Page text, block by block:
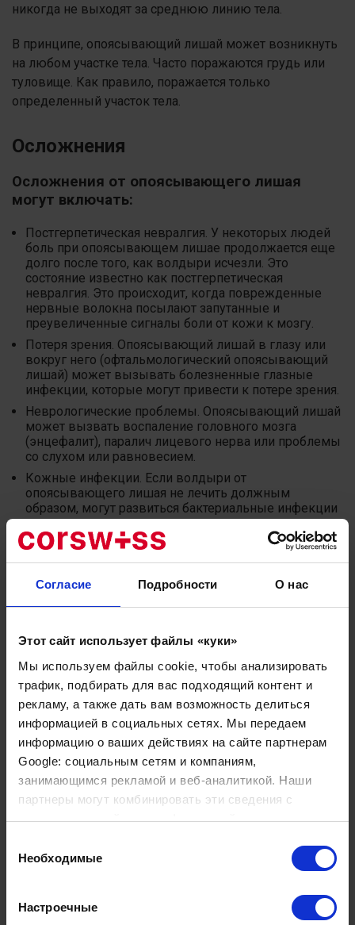
Согласие Подробности О нас
Этот сайт использует файлы «куки»
Мы используем файлы cookie, чтобы анализировать
трафик, подбирать для вас подходящий контент и
рекламу, а также дать вам возможность делиться
информацией в социальных сетях. Мы передаем
информацию о ваших действиях на сайте партнерам
Google: социальным сетям и компаниям,
занимающимся рекламой и веб-аналитикой. Наши
партнеры могут комбинировать эти сведения с
предоставленной вами информацией, а также
вами их сервисов.
согласия
Необходимые
Настроечные
никогда не выходят за среднюю линию тела.
В принципе, опоясывающий лишай может возникнуть
на любом участке тела. Часто поражаются грудь или
туловище. Как правило, поражается только
определенный участок тела.
Осложнения
Осложнения от опоясывающего лишая
могут включать:
Постгерпетическая невралгия. У некоторых людей
боль при опоясывающем лишае продолжается еще
долго после того, как волдыри исчезли. Это
состояние известно как постгерпетическая
невралгия. Это происходит, когда поврежденные
нервные волокна посылают запутанные и
преувеличенные сигналы боли от кожи к мозгу.
Потеря зрения. Опоясывающий лишай в глазу или
вокруг него (офтальмологический опоясывающий
лишай) может вызывать болезненные глазные
инфекции, которые могут привести к потере зрения.
Неврологические проблемы. Опоясывающий лишай
может вызвать воспаление головного мозга
(энцефалит), паралич лицевого нерва или проблемы
со слухом или равновесием.
Кожные инфекции. Если волдыри от
опоясывающего лишая не лечить должным
образом, могут развиться бактериальные инфекции
кожи.
Лечение
Из-за неспецифичности начальных симптомов
заболевания. Однако сделать это нужно как можно
раньше, чтобы иметь возможность начать
противовирусную терапию. Своевременное лечение
позволяет значительно снизить риск отдаленных
последствий и осложнений. Терапия наиболее
эффективна , если ее начать в течение первых трех
дней (72 часов) после появления сыпи. Поэтому
рекомендуется обратиться за медицинской помощью,
как только возникнут первые подозрения.
В большинстве случаев специалистам достаточно
идентифицировать опоясывающий герпес.